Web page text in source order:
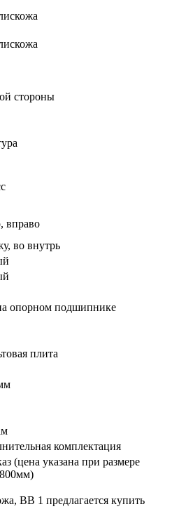
стороны
вправо
во внутрь
опорном подшипнике
плита
комплектация
(цена указана при размере
ВВ 1 предлагается купить